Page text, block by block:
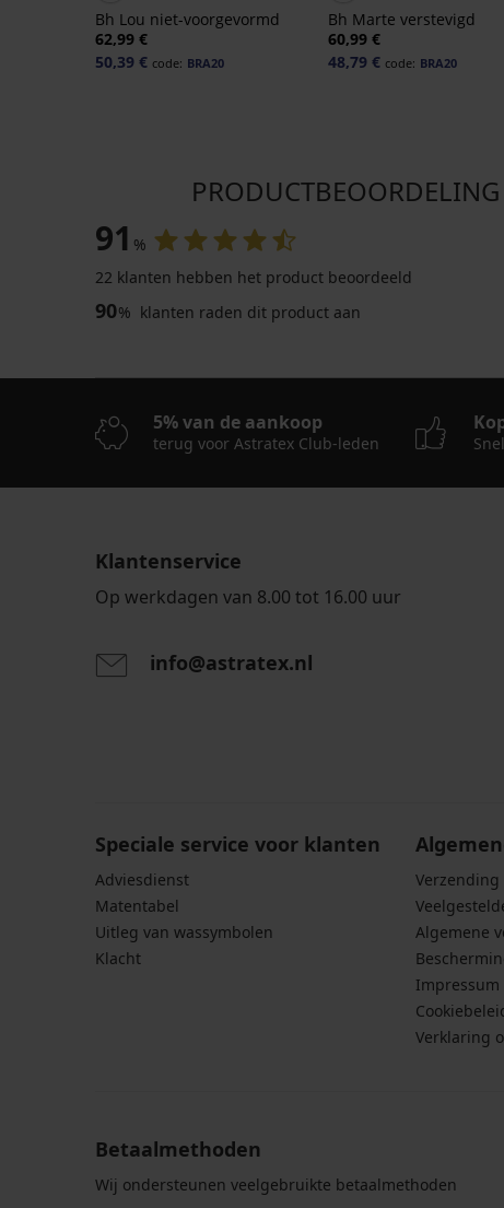
Bh Lou niet-voorgevormd
62,99 €
50,39 € code: BRA20
Bh Marte verstevigd
60,99 €
48,79 € code: BRA20
half-
voorgevormd
€
code
BRA20
Voedingsbh
code
BRA20
Borstvoedingsbeha
zonder
€
26,39
€
91 %
22 klanten hebben het product beoordeeld
90% klanten raden dit product aan
5% van de aankoop
terug voor Astratex Club-leden
Klantenservice
Op werkdagen van 8.00 tot 16.00 uur
info@astratex.nl
Speciale service voor klanten
Adviesdienst
Matentabel
Uitleg van wassymbolen
Klacht
Algemene
Impressum
Verklaring
Betaalmethoden
Wij ondersteunen veelgebruikte betaalmethoden